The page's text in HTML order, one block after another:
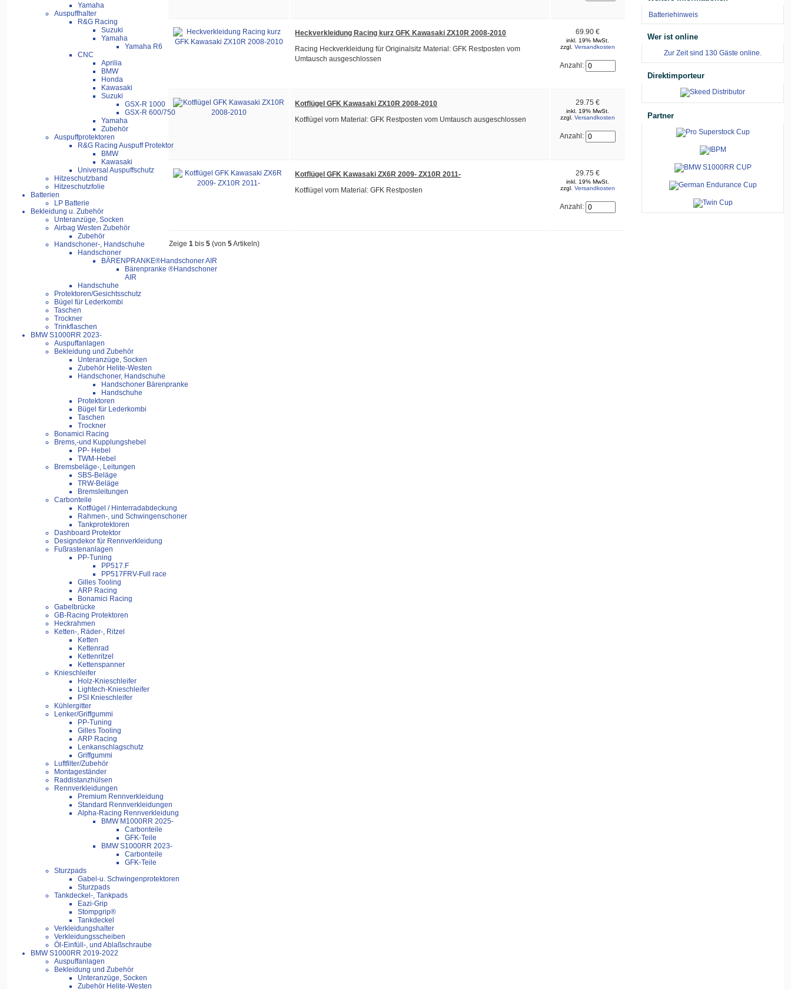
Yamaha
Auspuffhalter
R&G Racing
Suzuki
Yamaha
Yamaha R6
CNC
Aprilia
BMW
Honda
Kawasaki
Suzuki
GSX-R 1000
GSX-R 600/750
Yamaha
Zubehör
Auspuffprotektoren
R&G Racing Auspuff Protektor
BMW
Kawasaki
Universal Auspuffschutz
Hitzeschutzband
Hitzeschutzfolie
Batterien
LP Batterie
Bekleidung u. Zubehör
Unteranzüge, Socken
Airbag Westen Zubehör
Zubehör
Handschoner-, Handschuhe
Handschoner
BÄRENPRANKE®Handschoner AIR
Bärenpranke ®Handschoner
AIR
Handschuhe
Protektoren/Gesichtsschutz
Bügel für Lederkombi
Taschen
Trockner
Trinkflaschen
BMW S1000RR 2023-
Auspuffanlagen
Bekleidung und Zubehör
Unteranzüge, Socken
Zubehör Helite-Westen
Handschoner, Handschuhe
Handschoner Bärenpranke
Handschuhe
Protektoren
Bügel für Lederkombi
Taschen
Trockner
Bonamici Racing
Brems,-und Kupplungshebel
PP- Hebel
TWM-Hebel
Bremsbeläge-, Leitungen
SBS-Beläge
TRW-Beläge
Bremsleitungen
Carbonteile
Kotflügel / Hinterradabdeckung
Rahmen-, und Schwingenschoner
Tankprotektoren
Dashboard Protektor
Designdekor für Rennverkleidung
Fußrastenanlagen
PP-Tuning
PP517.F
PP517FRV-Full race
Gilles Tooling
ARP Racing
Bonamici Racing
Gabelbrücke
GB-Racing Protektoren
Heckrahmen
Ketten-, Räder-, Ritzel
Ketten
Kettenrad
Kettenritzel
Kettenspanner
Knieschleifer
Holz-Knieschleifer
Lightech-Knieschleifer
PSI Knieschleifer
Kühlergitter
Lenker/Griffgummi
PP-Tuning
Gilles Tooling
ARP Racing
Lenkanschlagschutz
Griffgummi
Luftfilter/Zubehör
Montageständer
Raddistanzhülsen
Rennverkleidungen
Premium Rennverkleidung
Standard Rennverkleidungen
Alpha-Racing Rennverkleidung
BMW M1000RR 2025-
Carbonteile
GFK-Teile
BMW S1000RR 2023-
Carbonteile
GFK-Teile
Sturzpads
Gabel-u. Schwingenprotektoren
Sturzpads
Tankdeckel-, Tankpads
Eazi-Grip
Stompgrip®
Tankdeckel
Verkleidungshalter
Verkleidungsscheiben
Öl-Einfüll-, und Ablaßschraube
BMW S1000RR 2019-2022
Auspuffanlagen
Bekleidung und Zubehör
Unteranzüge, Socken
Zubehör Helite-Westen
Heckverkleidung Racing kurz GFK Kawasaki ZX10R 2008-2010
Racing Heckverkleidung für Originalsitz Material: GFK Restposten vom
Umtausch ausgeschlossen
69.90 €
inkl. 19% MwSt.
zzgl.Versandkosten
Anzahl:
Kotflügel GFK Kawasaki ZX10R 2008-2010
Kotflügel vorn Material: GFK Restposten vom Umtausch ausgeschlossen
29.75 €
inkl. 19% MwSt.
zzgl.Versandkosten
Anzahl:
Kotflügel GFK Kawasaki ZX6R 2009- ZX10R 2011-
Kotflügel vorn Material: GFK Restposten
29.75 €
inkl. 19% MwSt.
zzgl.Versandkosten
Anzahl:
Zeige1 bis5 (von5Artikeln)
Batteriehinweis
Wer ist online
Zur Zeit sind 130 Gäste online.
Direktimporteur
Partner